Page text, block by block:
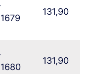
131,90
131,90